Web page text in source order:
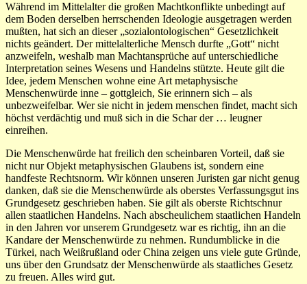
Während im Mittelalter die großen Machtkonflikte unbedingt auf
dem Boden derselben herrschenden Ideologie ausgetragen werden
mußten, hat sich an dieser „sozialontologischen“ Gesetzlichkeit
nichts geändert. Der mittelalterliche Mensch durfte „Gott“ nicht
anzweifeln, weshalb man Machtansprüche auf unterschiedliche
Interpretation seines Wesens und Handelns stützte. Heute gilt die
Idee, jedem Menschen wohne eine Art metaphysische
Menschenwürde inne – gottgleich, Sie erinnern sich – als
unbezweifelbar. Wer sie nicht in jedem menschen findet, macht sich
höchst verdächtig und muß sich in die Schar der … leugner
einreihen.
Die Menschenwürde hat freilich den scheinbaren Vorteil, daß sie
nicht nur Objekt metaphysischen Glaubens ist, sondern eine
handfeste Rechtsnorm. Wir können unseren Juristen gar nicht genug
danken, daß sie die Menschenwürde als oberstes Verfassungsgut ins
Grundgesetz geschrieben haben. Sie gilt als oberste Richtschnur
allen staatlichen Handelns. Nach abscheulichem staatlichen Handeln
in den Jahren vor unserem Grundgesetz war es richtig, ihn an die
Kandare der Menschenwürde zu nehmen. Rundumblicke in die
Türkei, nach Weißrußland oder China zeigen uns viele gute Gründe,
uns über den Grundsatz der Menschenwürde als staatliches Gesetz
zu freuen. Alles wird gut.